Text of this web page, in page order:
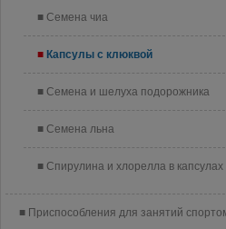
Семена чиа
Капсулы с клюквой
Семена и шелуха подорожника
Семена льна
Спирулина и хлорелла в капсулах
Приспособления для занятий